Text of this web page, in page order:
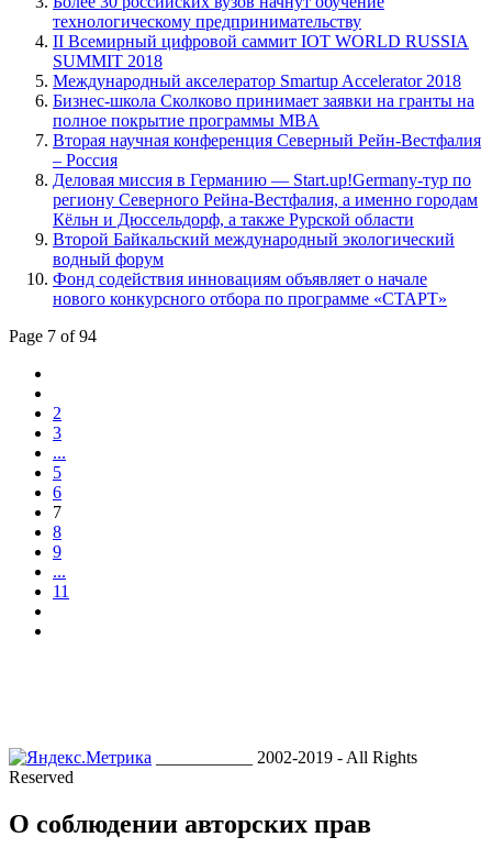
технологическому предпринимательству
II Всемирный цифровой саммит IOT WORLD RUSSIA
SUMMIT 2018
Международный акселератор Smartup Accelerator 2018
Бизнес-школа Сколково принимает заявки на гранты на
полное покрытие программы MBA
Вторая научная конференция Северный Рейн-Вестфалия
– Россия
Деловая миссия в Германию — Start.up!Germany-тур по
региону Северного Рейна-Вестфалия, а именно городам
Кёльн и Дюссельдорф, а также Рурской области
Второй Байкальский международный экологический
водный форум
Фонд содействия инновациям объявляет о начале
нового конкурсного отбора по программе «СТАРТ»
Page 7 of 94
2
3
...
5
6
7
8
9
...
11
___________ 2002-2019 - All Rights
Reserved
О соблюдении авторских прав